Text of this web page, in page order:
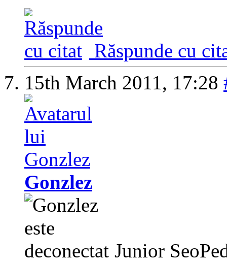
Răspunde cu
15th March 2011, 17:28
Gonzlez
Junior